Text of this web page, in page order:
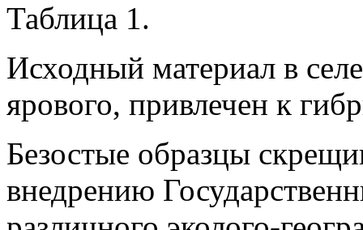
Таблица 1.
Исходный материал в
ярового, привлечен к
Безостые образцы
внедрению